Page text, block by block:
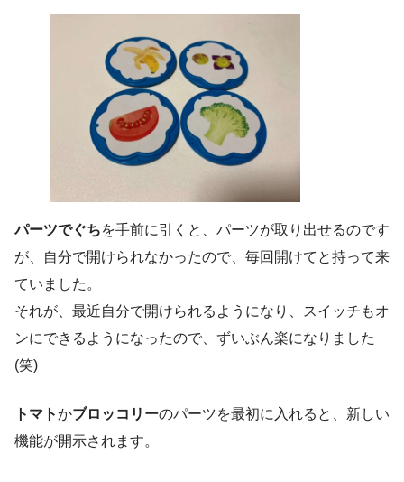
パーツでぐちを手前に引くと、パーツが取り出せるのです
が、自分で開けられなかったので、毎回開けてと持って来
ていました。
それが、最近自分で開けられるようになり、スイッチもオ
ンにできるようになったので、ずいぶん楽になりました
(笑)
トマトかブロッコリーのパーツを最初に入れると、新しい
機能が開示されます。